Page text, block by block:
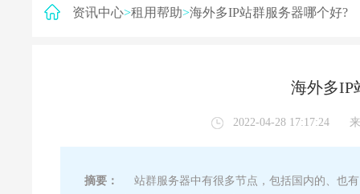
资讯中心>租用帮助>海外多IP站群服务器哪个好?
海外多IP
2022-04-28 17:17:24
摘要：
站群服务器中有很多节点，包括国内的、也